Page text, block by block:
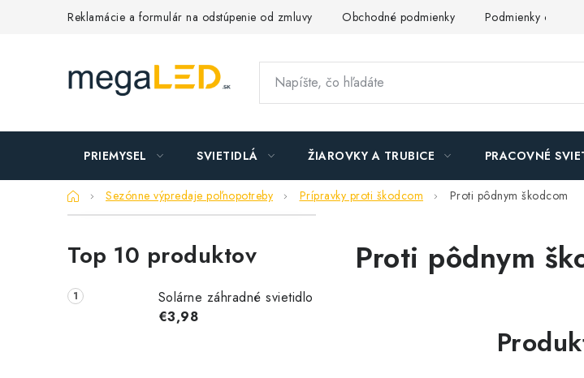
Reklamácie a formulár na odstúpenie od zmluvy Obchodné podmienky Podmienky
PRIEMYSEL SVIETIDLÁ ŽIAROVKY A TRUBICE PRACOVNÉ
DomovSezónne výpredaje poľnopotreby Prípravky proti škodcom Proti pôdnym škodcom
B
o
č
Top 10 produktov
Solárne záhradné svietidlo
€3,98
Proti pôdnym